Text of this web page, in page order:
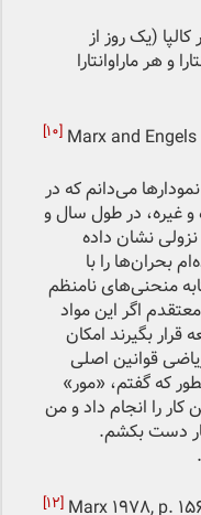
(یک روز از
است با ۱۴ ماراوانتارا و هر ماراوانتارا
[۱۰] Marx and
می‌دانم که در
و غیره، در طول سال و
نشان داده
بحران‌ها را با
منحنی‌های نامنظم
اگر این مواد
قرار بگیرند امکان
قوانین اصلی
که گفتم، «مور»
را انجام داد و من
دست بکشم.
[۱۲] Marx 1978, p.